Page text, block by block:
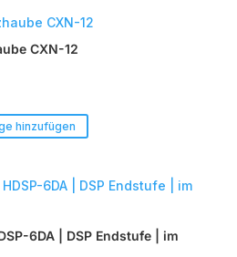
CXN-12
hinzufügen
6DA | DSP Endstufe | im